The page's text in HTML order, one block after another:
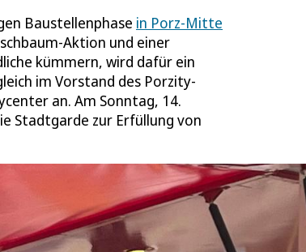
Baustellenphase in Porz-Mitte
Aktion und einer
kümmern, wird dafür ein
im Vorstand des Porzity-
an. Am Sonntag, 14.
Stadtgarde zur Erfüllung von